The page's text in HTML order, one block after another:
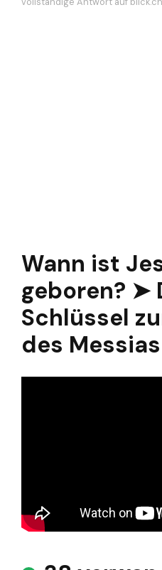
Wann ist
geboren? ➤
Schlüssel
des Messias